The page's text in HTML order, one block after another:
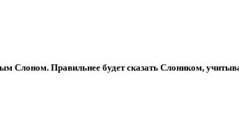
Слоном. Правильнее будет сказать Слоником,